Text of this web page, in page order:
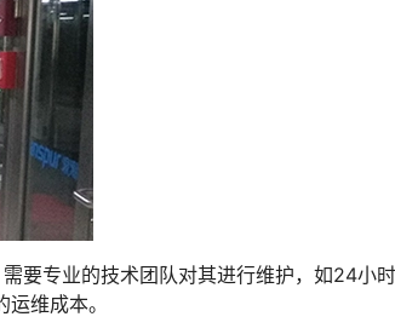
要专业的技术团队对其进行维护，如24小
维成本。